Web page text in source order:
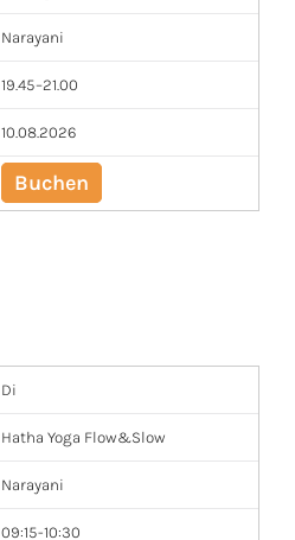
Narayani
19.45–21.00
10.08.2026
Buchen
Di
Hatha Yoga Flow&Slow
Narayani
09:15-10:30